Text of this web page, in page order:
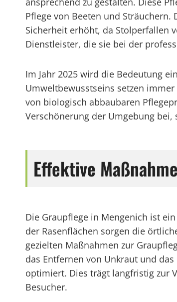
Pflege von Beeten und
Sicherheit erhöht, da Stolperfallen
Dienstleister, die sie bei der
Im Jahr 2025 wird die Bedeutung
Umweltbewusstseins setzen
von biologisch abbaubaren
Verschönerung der Umgebung
Effektive
Die Graupflege in Mengenich ist
der Rasenflächen sorgen die
gezielten Maßnahmen zur
das Entfernen von Unkraut und
optimiert. Dies trägt langfristig zur
Besucher.